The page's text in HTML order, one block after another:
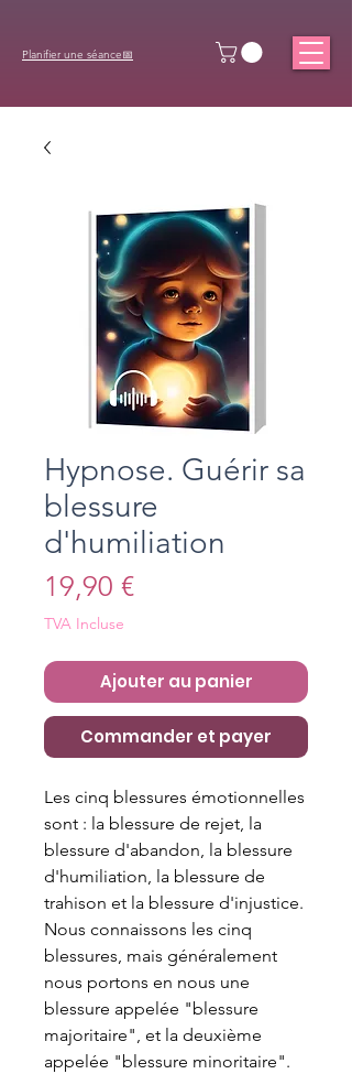
Planifier une séance📅
Hypnose. Guérir sa
blessure
d'humiliation
19,90 €Prix
TVA Incluse
Ajouter au panier
Commander et payer
Les cinq blessures émotionnelles
sont : la blessure de rejet, la
blessure d'abandon, la blessure
d'humiliation, la blessure de
trahison et la blessure d'injustice.
Nous connaissons les cinq
blessures, mais généralement
nous portons en nous une
blessure appelée "blessure
majoritaire", et la deuxième
appelée "blessure minoritaire".